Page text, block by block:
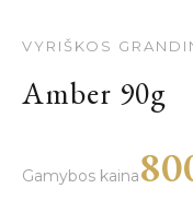
VYRIŠKOS
Amber 90g
Gamybos kaina